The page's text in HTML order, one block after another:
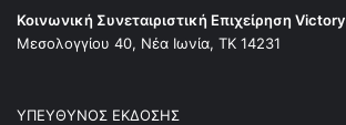
Κοινωνική Συνεταιριστική Επιχείρηση Victory
Μεσολογγίου 40, Νέα Ιωνία, ΤΚ 14231
ΥΠΕΥΘΥΝΟΣ ΕΚΔΟΣΗΣ